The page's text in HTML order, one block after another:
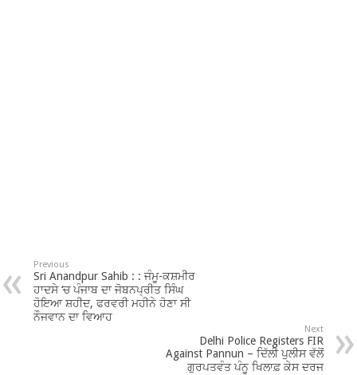
Previous
Sri Anandpur Sahib : : ਜੰਮੂ-ਕਸ਼ਮੀਰ
ਹਾਦਸੇ ‘ਚ ਪੰਜਾਬ ਦਾ ਜੋਬਨਪ੍ਰੀਤ ਸਿੰਘ
ਹੋਇਆ ਸ਼ਹੀਦ, ਫਰਵਰੀ ਮਹੀਨੇ ਹੋਣਾ ਸੀ
ਨੌਜਵਾਨ ਦਾ ਵਿਆਹ
Next
Delhi Police Registers FIR
Against Pannun – ਦਿੱਲੀ ਪੁਲੀਸ ਵੱਲੋਂ
ਗੁਰਪਤਵੰਤ ਪੰਨੂ ਖਿਲਾਫ਼ ਕੇਸ ਦਰਜ